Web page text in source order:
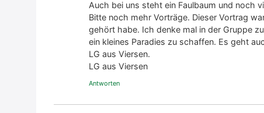
Auch bei uns steht ein Faul­baum und noch
Bit­te noch mehr Vor­trä­ge. Die­ser Vor­trag
gehört habe. Ich den­ke mal in der Grup­pe
ein klei­nes Para­dies zu schaf­fen. Es geht
LG aus Vier­sen.
LG aus Vier­sen
Antworten